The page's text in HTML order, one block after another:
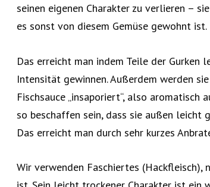
seinen eigenen Charakter zu verlieren –
es sonst von diesem Gemüse gewohnt ist.
Das erreicht man indem Teile der
Intensität gewinnen. Außerdem werden
Fischsauce „insaporiert“, also
so beschaffen sein, dass sie außen leicht
Das erreicht man durch sehr kurzes
Wir verwenden Faschiertes